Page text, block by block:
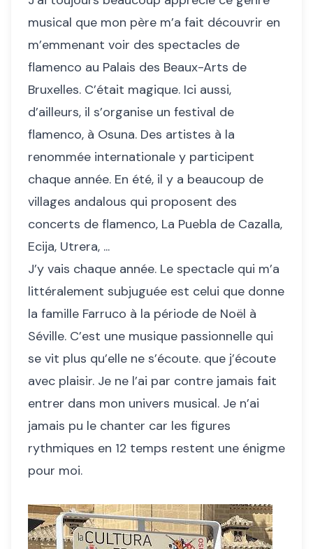
musical que mon père m’a fait découvrir en
m’emmenant voir des spectacles de
flamenco au Palais des Beaux-Arts de
Bruxelles. C’était magique. Ici aussi,
d’ailleurs, il s’organise un festival de
flamenco, à Osuna. Des artistes à la
renommée internationale y participent
chaque année. En été, il y a beaucoup de
villages andalous qui proposent des
concerts de flamenco, La Puebla de Cazalla,
Ecija, Utrera, ...
J’y vais chaque année. Le spectacle qui m’a
littéralement subjuguée est celui que donne
la famille Farruco à la période de Noël à
Séville. C’est une musique passionnelle qui
se vit plus qu’elle ne s’écoute. que j’écoute
avec plaisir. Je ne l’ai par contre jamais fait
entrer dans mon univers musical. Je n’ai
jamais pu le chanter car les figures
rythmiques en 12 temps restent une énigme
pour moi.